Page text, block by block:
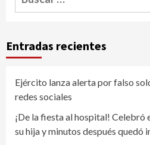
Entradas recientes
Ejército lanza alerta por falso
redes sociales
¡De la fiesta al hospital! Celebró
su hija y minutos después quedó